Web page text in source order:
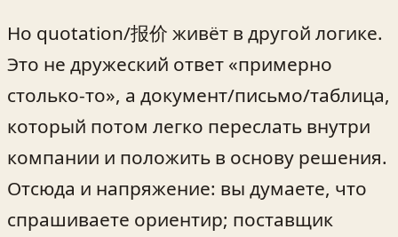
Но quotation/报价 живёт в другой логике.
Это не дружеский ответ «примерно
столько-то», а документ/письмо/таблица,
который потом легко переслать внутри
компании и положить в основу решения.
Отсюда и напряжение: вы думаете, что
спрашиваете ориентир; поставщик